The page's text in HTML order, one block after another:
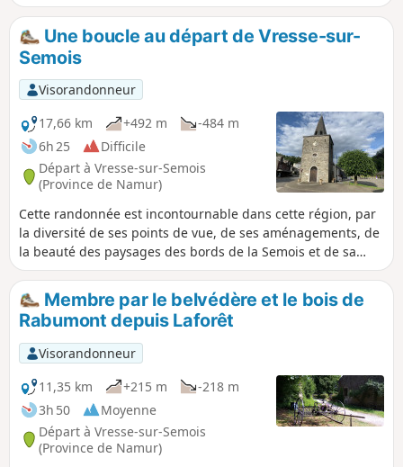
ardennaise. Traversée de La Semois sur un pont de claies.
Sentier des légendes. Points de vue, de Saloru, du Jambon
de Membre, de Vresse. Reconstitution du Maquis des
Blaireaux
Une boucle au départ de Vresse-sur-
Semois
Visorandonneur
17,66 km
+492 m
-484 m
6h 25
Difficile
Départ à Vresse-sur-Semois
(Province de Namur)
Cette randonnée est incontournable dans cette région, par
la diversité de ses points de vue, de ses aménagements, de
la beauté des paysages des bords de la Semois et de sa
forêt ardennaise. Traversée de La Semois sur un pont de
claies. Sentier des légendes. Points de vue de Saloru - du
Jambon de Membre - de Vresse - Reconstitution du Maquis
des Blaireaux.
Membre par le belvédère et le bois de
Rabumont depuis Laforêt
Visorandonneur
11,35 km
+215 m
-218 m
3h 50
Moyenne
Départ à Vresse-sur-Semois
(Province de Namur)